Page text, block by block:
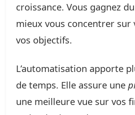
croissance. Vous gagnez
mieux vous concentrer
vos objectifs.
L’automatisation apporte
de temps. Elle assure une
une meilleure vue sur vos